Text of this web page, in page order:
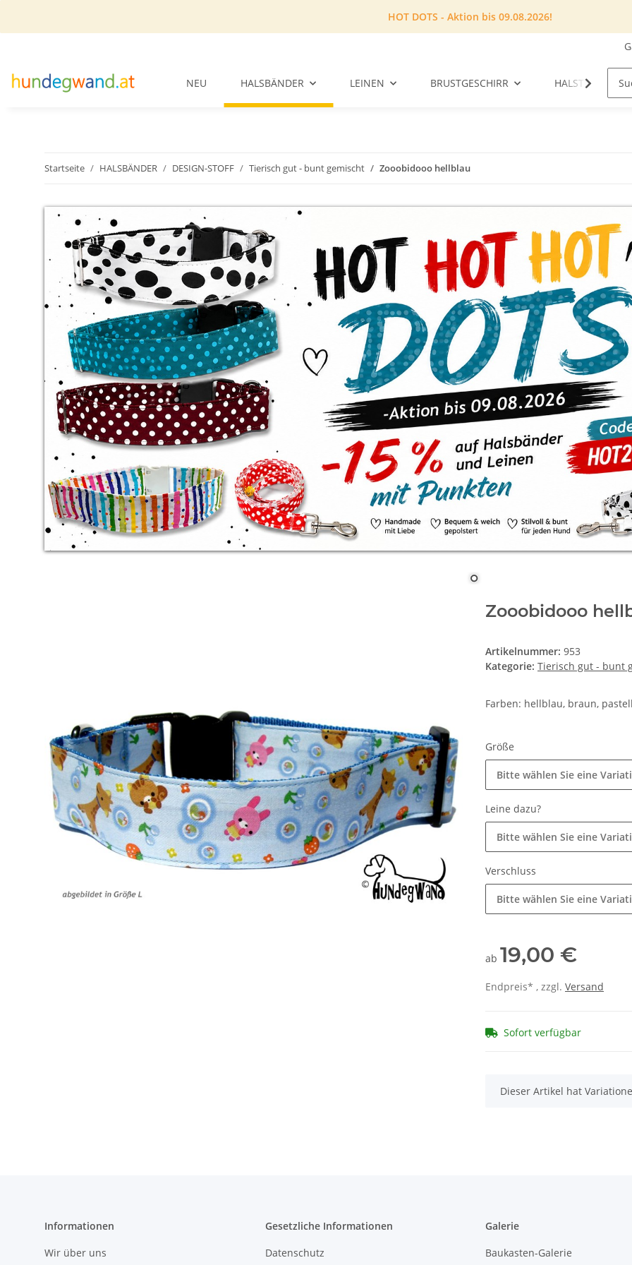
HOT DOTS - Aktion bis 09.08.2026!
NEU HALSBÄNDER LEINEN BRUSTGESCHIRR HALSTUCH
Startseite HALSBÄNDER DESIGN-STOFF Tierisch gut - bunt gemischt Zooobidooo hellblau
Zooobidooo
Artikelnummer: 953
Kategorie: Tierisch gut - bunt
Farben: hellblau, braun,
Größe
Bitte wählen Sie eine
Leine dazu?
Bitte wählen Sie eine
Verschluss
Bitte wählen Sie eine
ab 19,00 €
Endpreis* , zzgl. Versand
Sofort verfügbar
x
Dieser Artikel hat
Informationen
Wir über uns
Gesetzliche Informationen
Datenschutz
Galerie
Baukasten-Galerie